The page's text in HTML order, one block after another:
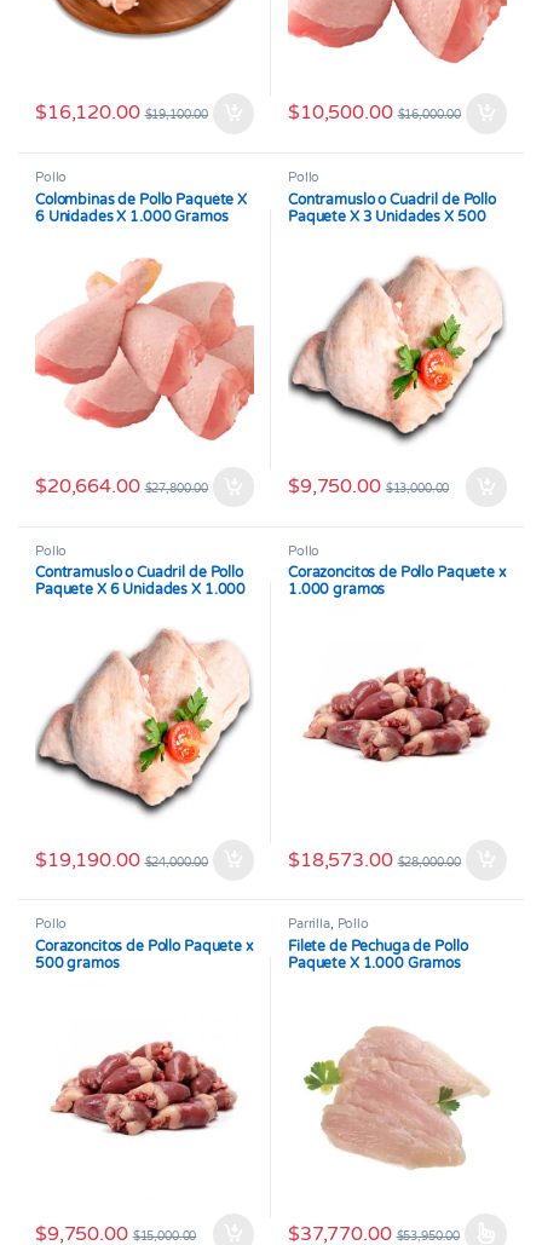
$16,120.00 $19,100.00 $10,500.00 $16,000.00
Pollo
Colombinas de Pollo Paquete X
6 Unidades X 1.000 Gramos
$20,664.00 $27,800.00
Pollo
Contramuslo o Cuadril de Pollo
Paquete X 3 Unidades X 500
$9,750.00 $13,000.00
Pollo
Contramuslo o Cuadril de Pollo
Paquete X 6 Unidades X 1.000
$19,190.00 $24,000.00
Pollo
Corazoncitos de Pollo Paquete x
1.000 gramos
$18,573.00 $28,000.00
Pollo
Corazoncitos de Pollo Paquete x
500 gramos
$9,750.00 $15,000.00
Parrilla, Pollo
Filete de Pechuga de Pollo
Paquete X 1.000 Gramos
$37,770.00 $53,950.00